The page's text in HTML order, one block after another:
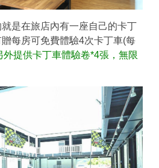
是在旅店內有一座自己的卡丁
每房可免費體驗4次卡丁車(每
外提供卡丁車體驗卷*4張，無限